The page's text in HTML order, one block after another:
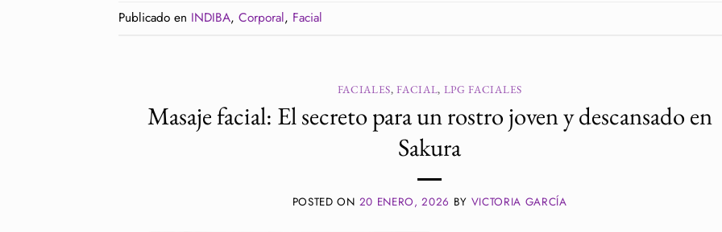
Publicado en INDIBA, Corporal, Facial
FACIALES,FACIAL, LPG FACIALES
Masaje facial: El secreto para un rostro joven y descansado en
Sakura
POSTED ON 20 ENERO, 2026 BY VICTORIA GARCÍA